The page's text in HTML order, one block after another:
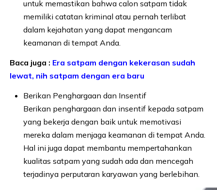
untuk memastikan bahwa calon satpam tidak
memiliki catatan kriminal atau pernah terlibat
dalam kejahatan yang dapat mengancam
keamanan di tempat Anda.
Baca juga : Era satpam dengan kekerasan sudah
lewat, nih satpam dengan era baru
Berikan Penghargaan dan Insentif
Berikan penghargaan dan insentif kepada satpam
yang bekerja dengan baik untuk memotivasi
mereka dalam menjaga keamanan di tempat Anda.
Hal ini juga dapat membantu mempertahankan
kualitas satpam yang sudah ada dan mencegah
terjadinya perputaran karyawan yang berlebihan.